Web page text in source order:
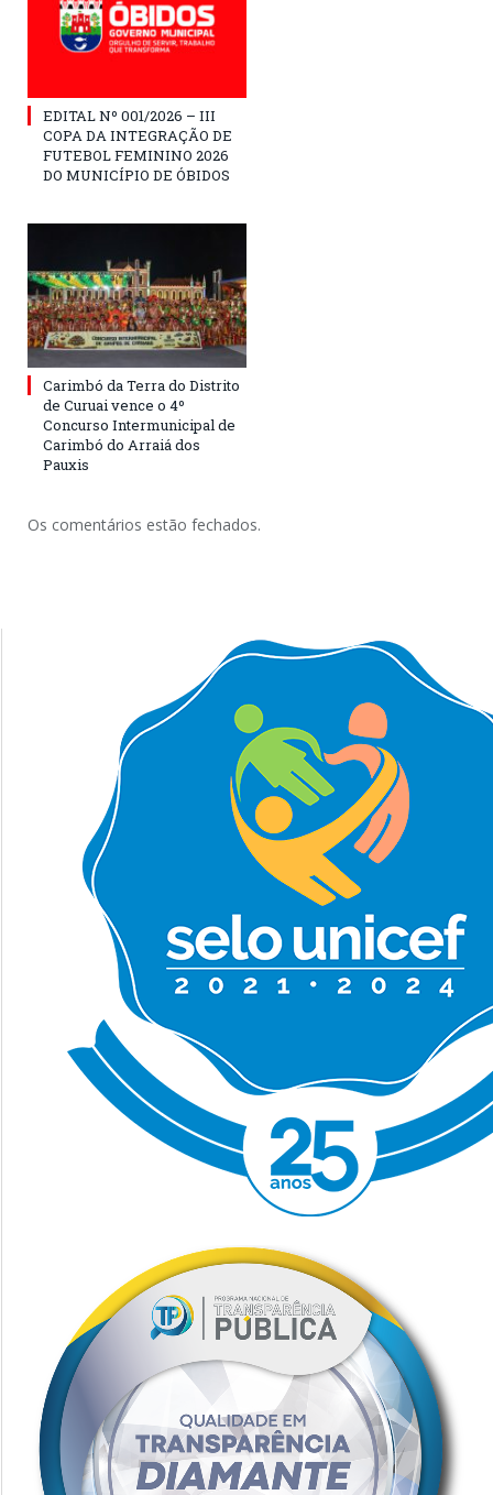
EDITAL Nº 001/2026 – III
COPA DA INTEGRAÇÃO DE
FUTEBOL FEMININO 2026
DO MUNICÍPIO DE ÓBIDOS
Carimbó da Terra do Distrito
de Curuai vence o 4º
Concurso Intermunicipal de
Carimbó do Arraiá dos
Pauxis
Os comentários estão fechados.